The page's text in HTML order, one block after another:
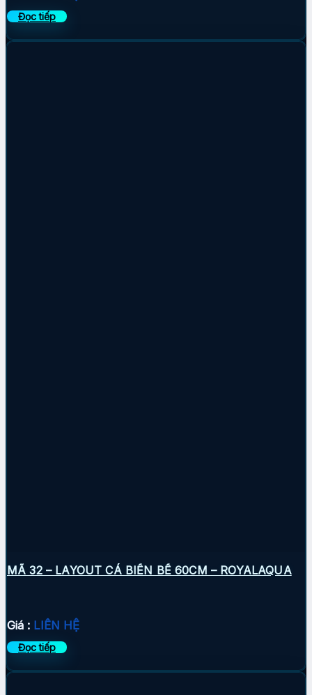
Đọc tiếp
MÃ 32 – LAYOUT CÁ BIỂN BỂ 60CM – ROYALAQUA
Giá : LIÊN HỆ
Đọc tiếp